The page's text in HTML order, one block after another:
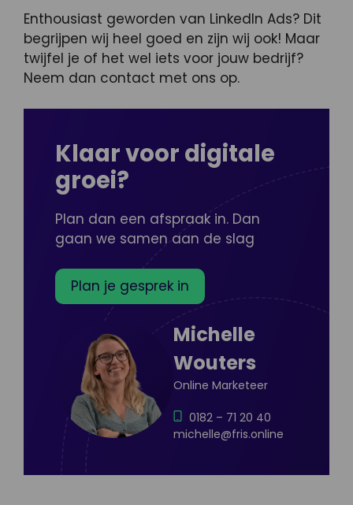
Enthousiast geworden van LinkedIn Ads? Dit
begrijpen wij heel goed en zijn wij ook! Maar
twijfel je of het wel iets voor jouw bedrijf?
Neem dan contact met ons op.
Klaar voor digitale
groei?
Plan dan een afspraak in. Dan
gaan we samen aan de slag
Plan je gesprek in
Michelle
Wouters
Online Marketeer
0182 – 71 20 40
michelle@fris.online